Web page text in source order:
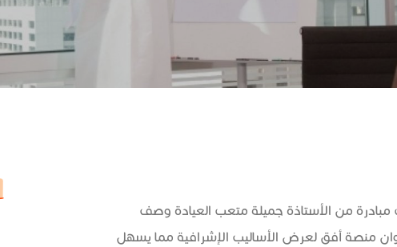
من الأستاذة جميلة متعب العيادة وصف
منصة أفق لعرض الأساليب الإشرافية مما يسهل